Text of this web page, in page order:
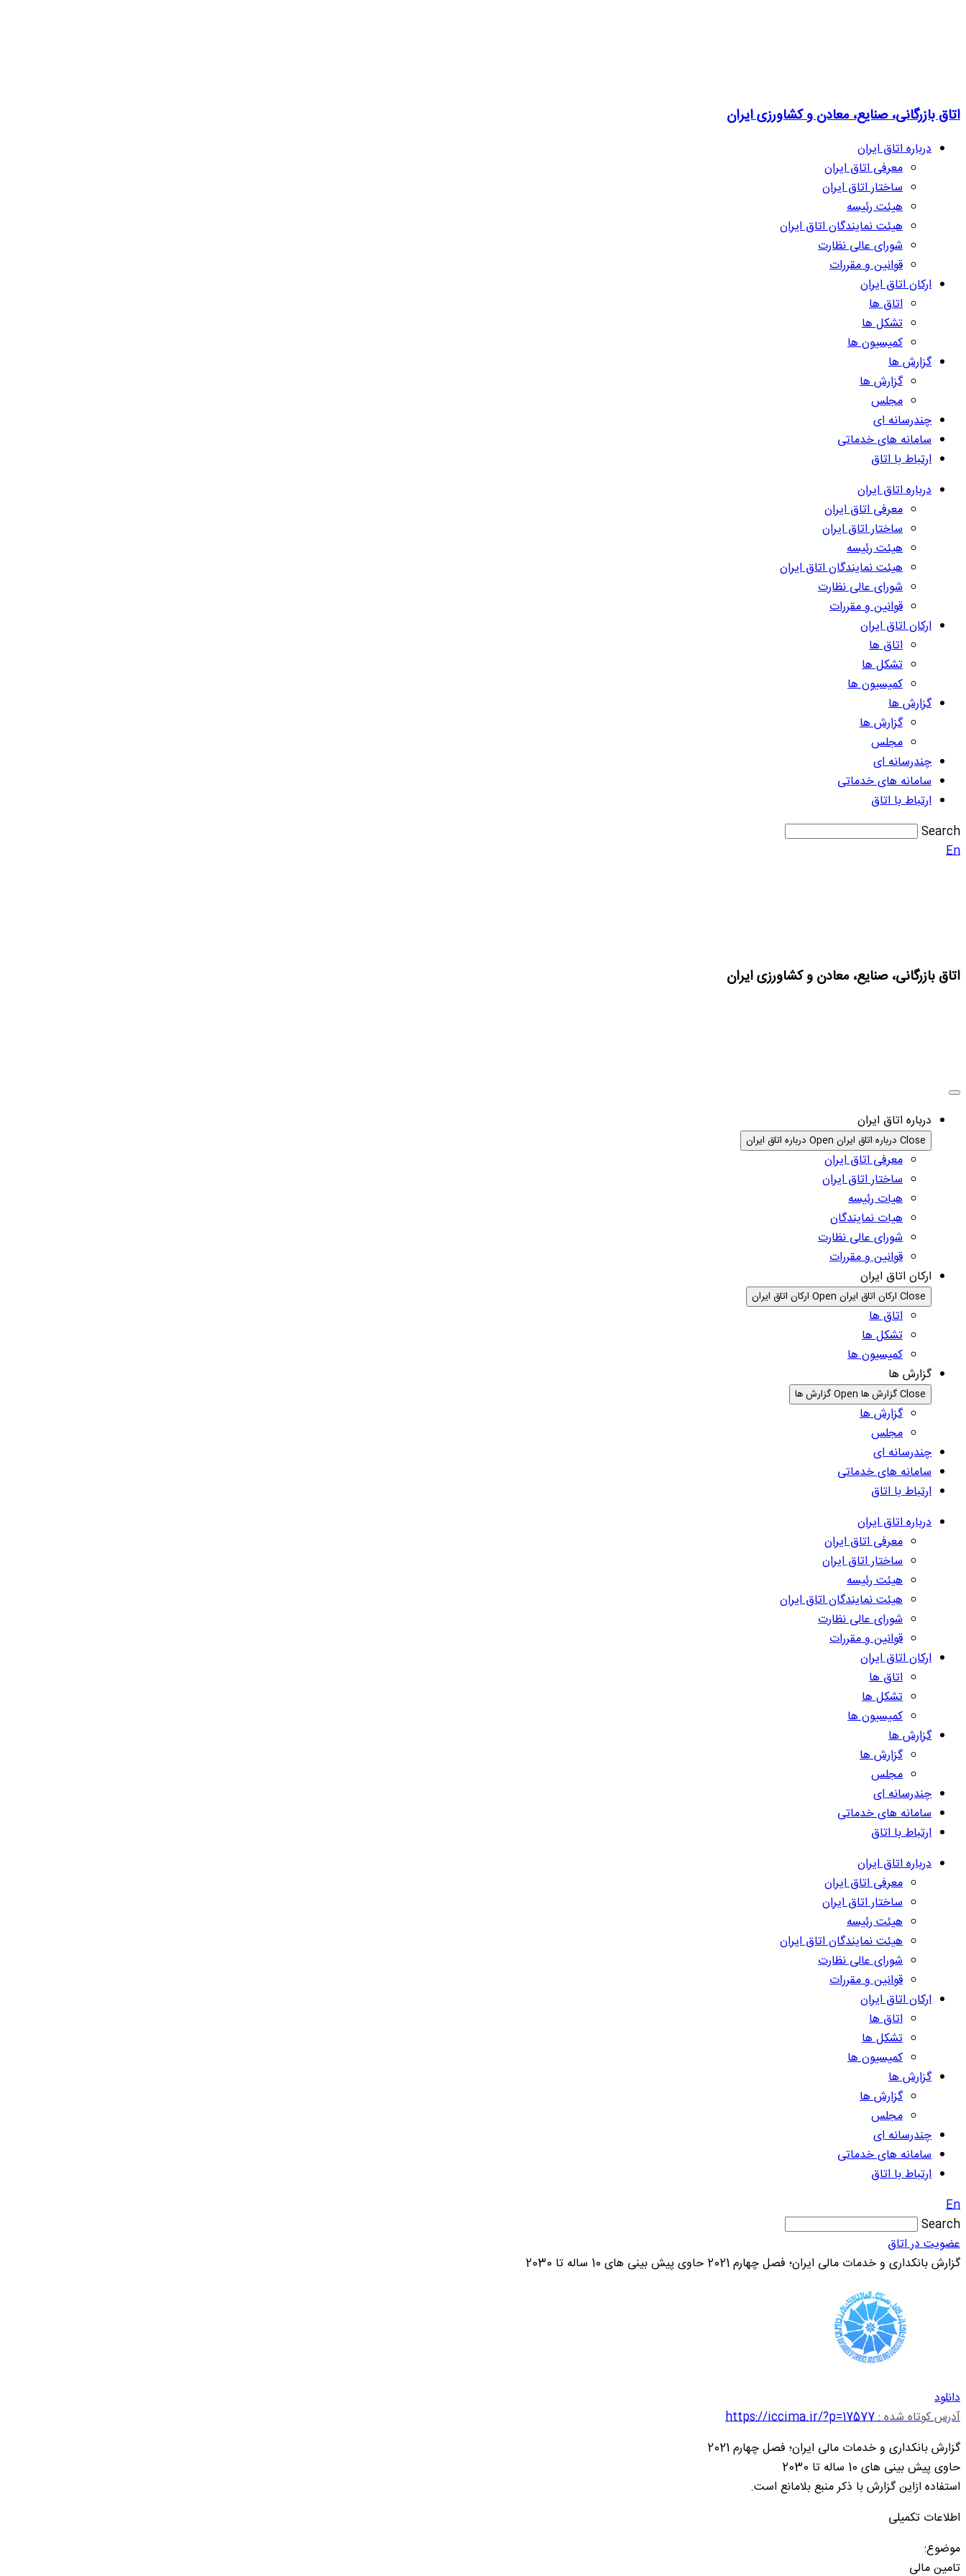
اتاق بازرگانی، صنایع، معادن و کشاورزی ایران
درباره اتاق ایران
معرفی اتاق ایران
ساختار اتاق ایران
هیئت رئیسه
هیئت نمایندگان اتاق ایران
شورای عالی نظارت
قوانین و مقررات
ارکان اتاق ایران
اتاق ها
تشکل ها
کمیسیون ها
گزارش ها
گزارش ها
مجلس
چندرسانه ای
سامانه های خدماتی
ارتباط با اتاق
درباره اتاق ایران
معرفی اتاق ایران
ساختار اتاق ایران
هیئت رئیسه
هیئت نمایندگان اتاق ایران
شورای عالی نظارت
قوانین و مقررات
ارکان اتاق ایران
اتاق ها
تشکل ها
کمیسیون ها
گزارش ها
گزارش ها
مجلس
چندرسانه ای
سامانه های خدماتی
ارتباط با اتاق
Search
En
اتاق بازرگانی، صنایع، معادن و کشاورزی ایران
درباره اتاق ایران
Close درباره اتاق ایران Open درباره اتاق ایران
معرفی اتاق ایران
ساختار اتاق ایران
هیات رئیسه
هیات نمایندگان
شورای عالی نظارت
قوانین و مقررات
ارکان اتاق ایران
Close ارکان اتاق ایران Open ارکان اتاق ایران
اتاق ها
تشکل ها
کمیسیون ها
گزارش ها
Close گزارش ها Open گزارش ها
گزارش ها
مجلس
چندرسانه ای
سامانه های خدماتی
ارتباط با اتاق
درباره اتاق ایران
معرفی اتاق ایران
ساختار اتاق ایران
هیئت رئیسه
هیئت نمایندگان اتاق ایران
شورای عالی نظارت
قوانین و مقررات
ارکان اتاق ایران
اتاق ها
تشکل ها
کمیسیون ها
گزارش ها
گزارش ها
مجلس
چندرسانه ای
سامانه های خدماتی
ارتباط با اتاق
درباره اتاق ایران
معرفی اتاق ایران
ساختار اتاق ایران
هیئت رئیسه
هیئت نمایندگان اتاق ایران
شورای عالی نظارت
قوانین و مقررات
ارکان اتاق ایران
اتاق ها
تشکل ها
کمیسیون ها
گزارش ها
گزارش ها
مجلس
چندرسانه ای
سامانه های خدماتی
ارتباط با اتاق
En
Search
عضویت در اتاق
گزارش بانکداری و خدمات مالی ایران؛ فصل چهارم 2021 حاوی پیش بینی های 10 ساله تا 2030
دانلود
آدرس کوتاه شده :https://iccima.ir/?p=17577
گزارش بانکداری و خدمات مالی ایران؛ فصل چهارم 2021
حاوی پیش بینی های 10 ساله تا 2030
استفاده ازاین گزارش با ذکر منبع بلامانع است.
اطلاعات تکمیلی
موضوع:
تامین مالی